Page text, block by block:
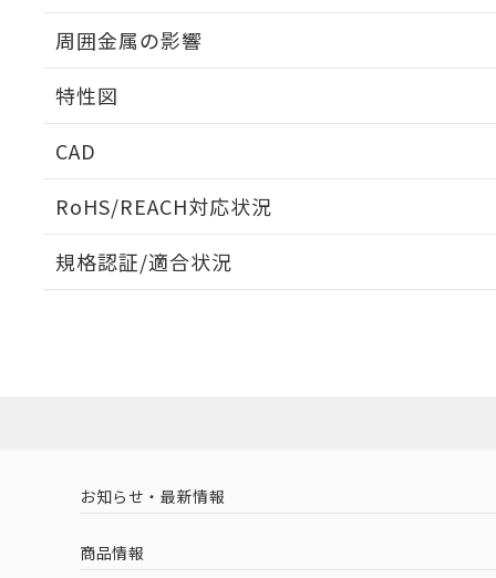
A: 100mm以上、B: 50mm以上
周囲金属の影響
特性図
CAD
RoHS/REACH対応状況
規格認証/適合状況
（イギリス
（ノルウェー
お知らせ・最新情報
商品情報